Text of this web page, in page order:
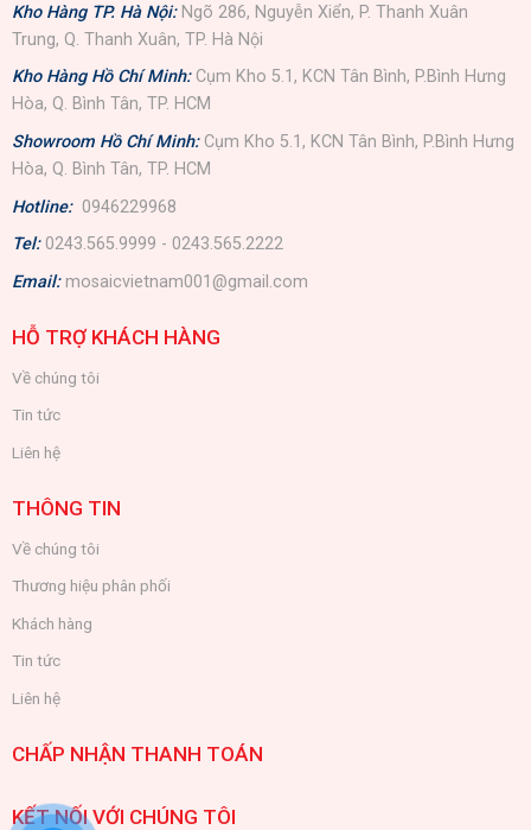
Kho Hàng TP. Hà Nội: Ngõ 286, Nguyễn Xiển, P. Thanh Xuân
Trung, Q. Thanh Xuân, TP. Hà Nội
Kho Hàng Hồ Chí Minh: Cụm Kho 5.1, KCN Tân Bình, P.Bình Hưng
Hòa, Q. Bình Tân, TP. HCM
Showroom Hồ Chí Minh: Cụm Kho 5.1, KCN Tân Bình, P.Bình Hưng
Hòa, Q. Bình Tân, TP. HCM
Hotline: 0946229968
Tel: 0243.565.9999 - 0243.565.2222
Email: mosaicvietnam001@gmail.com
HỖ TRỢ KHÁCH HÀNG
Về chúng tôi
Tin tức
Liên hệ
THÔNG TIN
Về chúng tôi
Thương hiệu phân phối
Khách hàng
Tin tức
Liên hệ
CHẤP NHẬN THANH TOÁN
KẾT NỐI VỚI CHÚNG TÔI